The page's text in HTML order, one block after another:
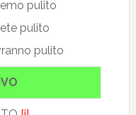
pulito
pulito
pulito